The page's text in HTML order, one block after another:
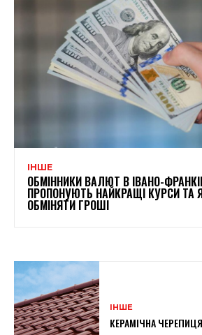
ІНШЕ
ОБМІННИКИ ВАЛЮТ В ІВАНО-
ПРОПОНУЮТЬ НАЙКРАЩІ КУРСИ ТА
ОБМІНЯТИ ГРОШІ
ІНШЕ
КЕРАМІЧНА